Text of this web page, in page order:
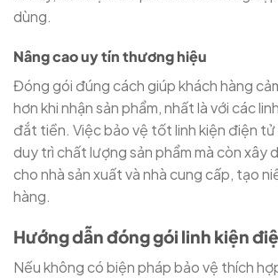
dùng.
Nâng cao uy tín thương hiệu
Đóng gói đúng cách giúp khách hàng
hơn khi nhận sản phẩm, nhất là với các
đắt tiền. Việc bảo vệ tốt linh kiện điện tử
duy trì chất lượng sản phẩm mà còn xây
cho nhà sản xuất và nhà cung cấp, tạo
hàng.
Hướng dẫn đóng gói linh kiện
Nếu không có biện pháp bảo vệ thích